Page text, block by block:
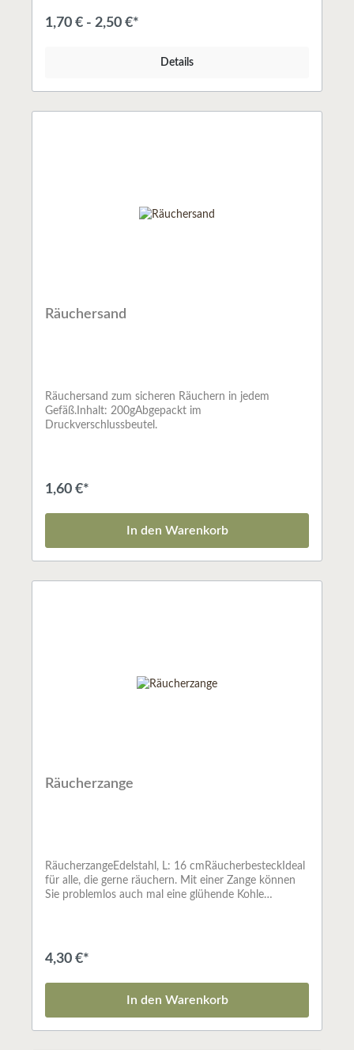
1,70 € - 2,50 €*
Details
Räuchersand
Räuchersand zum sicheren Räuchern in jedem
Gefäß.Inhalt: 200gAbgepackt im
Druckverschlussbeutel.
1,60 €*
In den Warenkorb
Räucherzange
RäucherzangeEdelstahl, L: 16 cmRäucherbesteckIdeal
für alle, die gerne räuchern. Mit einer Zange können
Sie problemlos auch mal eine glühende Kohle
4,30 €*
In den Warenkorb